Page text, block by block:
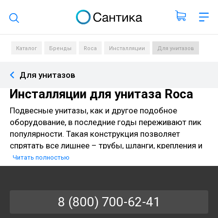
Поиск по каталогу
Каталог Бренды Roca Инсталляции Для унитазов
Для унитазов
Инсталляции для унитаза Roca
Подвесные унитазы, как и другое подобное
оборудование, в последние годы переживают пик
популярности. Такая конструкция позволяет
спрятать все лишнее – трубы, шланги, крепления и
другие коммуникации – в стену, а снаружи остается
только функциональная часть. Это позволяет
облегчает уборку.
Читать полностью
8 (800) 700-62-41